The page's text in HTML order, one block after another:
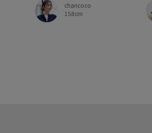
chancoco
158cm